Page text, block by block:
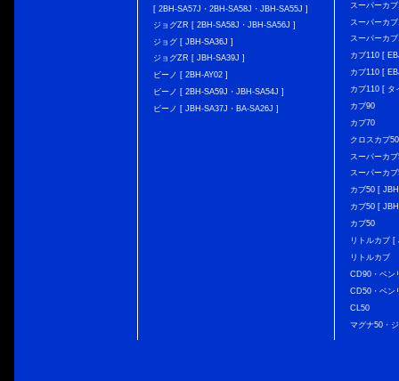
[ 2BH-SA57J・2BH-SA58J・JBH-SA55J ]
ジョグZR [ 2BH-SA58J・JBH-SA56J ]
ジョグ [ JBH-SA36J ]
ジョグZR [ JBH-SA39J ]
ビーノ [ 2BH-AY02 ]
ビーノ [ 2BH-SA59J・JBH-SA54J ]
ビーノ [ JBH-SA37J・BA-SA26J ]
スーパーカ
スーパーカ
スーパーカ
カブ110 [
カブ110 [
カブ110 [ タ
カブ90
カブ70
クロスカブ
スーパーカ
スーパーカ
カブ50 [
カブ50 [
カブ50
リトルカブ
リトルカブ
CD90・ベン
CD50・ベン
CL50
マグナ50・